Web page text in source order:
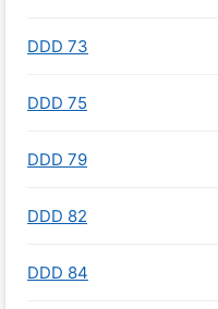
DDD 73
DDD 75
DDD 79
DDD 82
DDD 84